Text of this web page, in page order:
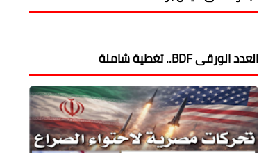
العدد الورقى BDF.. تغطية شاملة